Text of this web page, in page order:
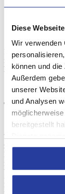
Diese
Wir verwenden
können und
Außerdem
unserer
und Analysen
bereitgestellt
Ihr vierter Tag des
mit einem Besuch
Flamenquines
Tag fünf:
Wir nähern uns
zu sehen.
Bummel durch die
nicht die
Alcázar
Viertel. Sie werden
Blumen
Mai entscheiden,